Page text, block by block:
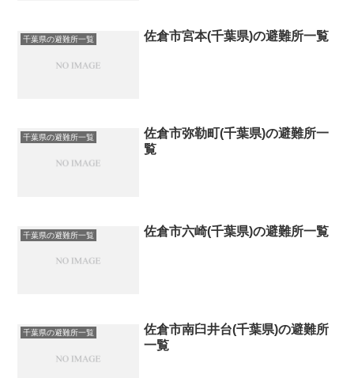
千葉県の避難所一覧 佐倉市宮本(千葉県)の避難所一覧
千葉県の避難所一覧
佐倉市弥勒町(千葉県)の避難所一
覧
千葉県の避難所一覧 佐倉市六崎(千葉県)の避難所一覧
千葉県の避難所一覧
佐倉市南臼井台(千葉県)の避難所
一覧